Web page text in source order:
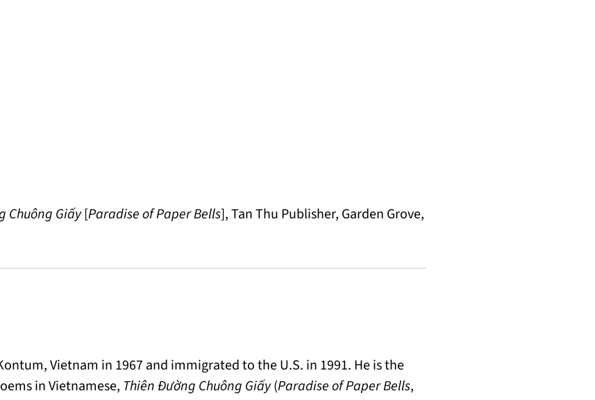
Chuông Giấy[Paradise of Paper Bells], Tan Thu Publisher, Garden Grove,
Vietnam in 1967 and immigrated to the U.S. in 1991. He is the
in Vietnamese, Thiên Đường Chuông Giấy(Paradise of Paper Bells,